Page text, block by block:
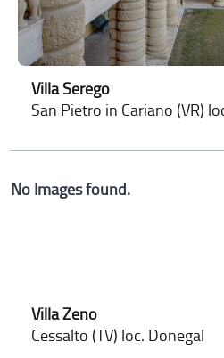
Villa Serego
San Pietro in Cariano (VR)
No Images found.
Villa Zeno
Cessalto (TV) loc. Donegal